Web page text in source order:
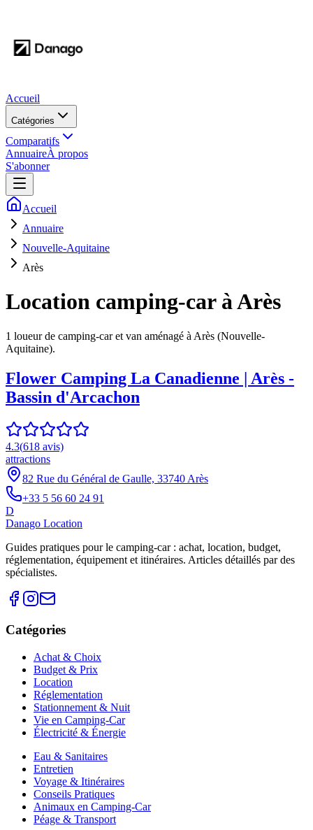
Accueil
Catégories
Comparatifs
AnnuaireÀ propos
S'abonner
Accueil
Annuaire
Nouvelle-Aquitaine
Arès
Location camping-car àArès
1 loueurde camping-car et van aménagé à Arès (Nouvelle-
Aquitaine).
Flower Camping La Canadienne | Arès -
Bassin d'Arcachon
4.3(618 avis)
attractions
82 Rue du Général de Gaulle, 33740 Arès
+33 5 56 60 24 91
D
Danago Location
Guides pratiques pour le camping-car : achat, location, budget,
réglementation, équipement et itinéraires. Articles détaillés par des
spécialistes.
Catégories
Achat & Choix
Budget & Prix
Location
Réglementation
Stationnement & Nuit
Vie en Camping-Car
Électricité & Énergie
Eau & Sanitaires
Entretien
Voyage & Itinéraires
Conseils Pratiques
Animaux en Camping-Car
Péage & Transport